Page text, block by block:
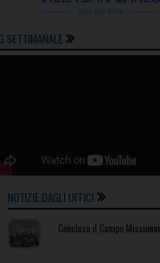
SETTIMANALE
NOTIZIE DAGLI UFFICI
Concluso il Campo